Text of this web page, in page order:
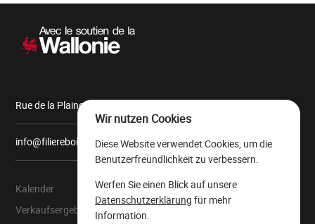
Sekundärnavigation
Rue de la Plaine, 9 6900 Marche-en-Famenne
info@filiereboiswallonie.be
Kalender
Verkaufsergebnisse
Über uns
Der wallonische
Wir nutzen Cookies
Diese Website verwendet Cookies, um die
Benutzerfreundlichkeit zu verbessern.
Werfen Sie einen Blick auf unsere
Datenschutzerklärung für mehr
Information.